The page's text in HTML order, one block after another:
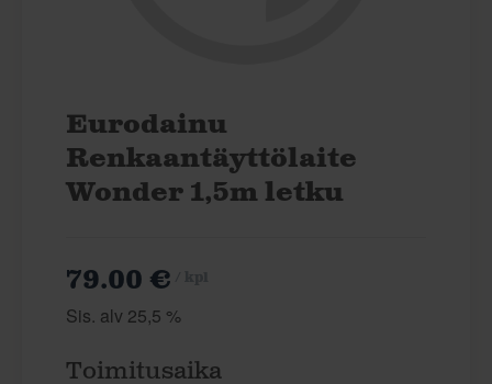
Eurodainu
Renkaantäyttölaite
Wonder 1,5m letku
79.00 €
Sis. alv 25,5 %
Toimitusaika